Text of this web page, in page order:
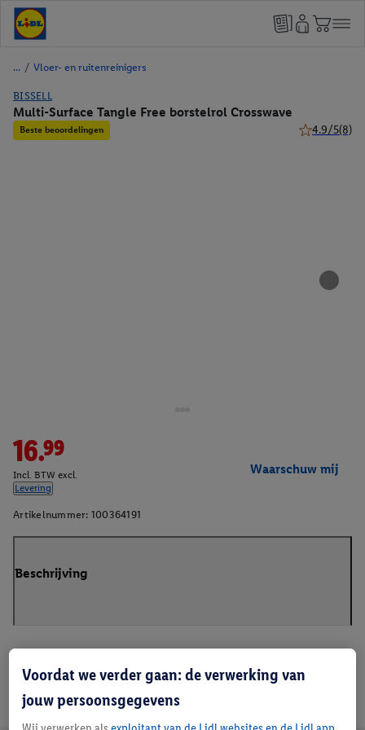
/ Vloer- en ruitenreinigers
BISSELL
Multi-Surface Tangle Free borstelrol Crosswave
Beste beoordelingen 4.9/5(8)
16.99
Incl. BTW excl.
Levering
Waarschuw mij
Artikelnummer: 100364191
Beschrijving
Voordat we verder gaan: de verwerking van
jouw persoonsgegevens